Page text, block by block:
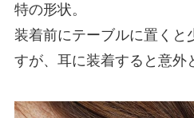
特の形状。
装着前にテーブルに置くと
すが、耳に装着すると意外